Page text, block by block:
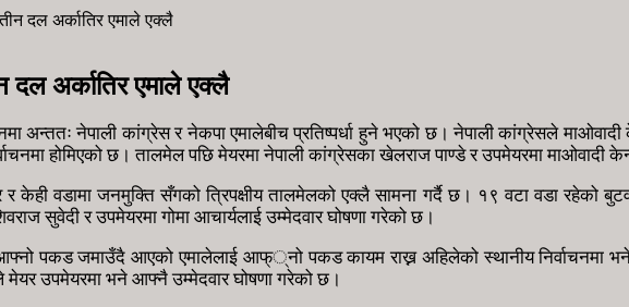
दल अर्कातिर एमाले एक्लै
दल अर्कातिर एमाले एक्लै
अन्ततः नेपाली कांग्रेस र नेकपा एमालेबीच प्रतिष्पर्धा हुने भएको छ। नेपाली कांग्रेसले
होमिएको छ। तालमेल पछि मेयरमा नेपाली कांग्रेसका खेलराज पाण्डे र उपमेयरमा माओवादी
वडामा जनमुक्ति सँगको त्रिपक्षीय तालमेलको एक्लै सामना गर्दै छ। १९ वटा वडा रहेको
सुवेदी र उपमेयरमा गोमा आचार्यलाई उम्मेदवार घोषणा गरेको छ।
पकड जमाउँदै आएको एमालेलाई आफ््नो पकड कायम राख्न अहिलेको स्थानीय निर्वाचनमा भने
मेयर उपमेयरमा भने आफ्नै उम्मेदवार घोषणा गरेको छ।